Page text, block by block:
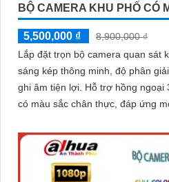
BỘ CAMERA KHU PHỐ CÓ
5,500,000 ₫
8,900,000 ₫
Lắp đặt trọn bộ camera quan sát
sáng kép thông minh, độ phân
ghi âm tiện lợi. Hỗ trợ hồng ngoại 30m cho hình ảnh ban đêm
có màu sắc chân thực, đáp ứng